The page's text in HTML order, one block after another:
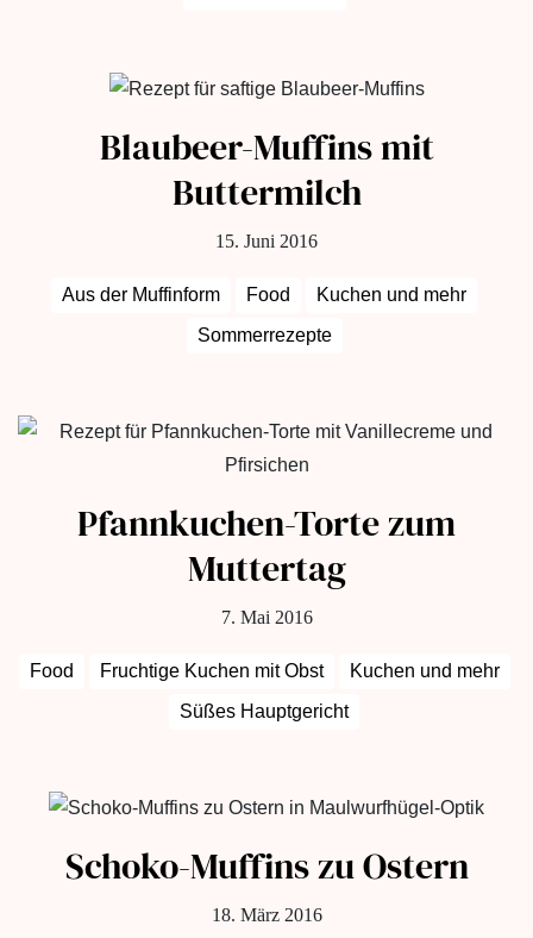
Blaubeer-Muffins mit
Buttermilch
15. Juni 2016
Aus der Muffinform Food
Kuchen und mehr
Sommerrezepte
Pfannkuchen-Torte zum
Muttertag
7. Mai 2016
Food Fruchtige Kuchen mit Obst
Kuchen und mehr
Süßes Hauptgericht
Schoko-Muffins zu Ostern
18. März 2016